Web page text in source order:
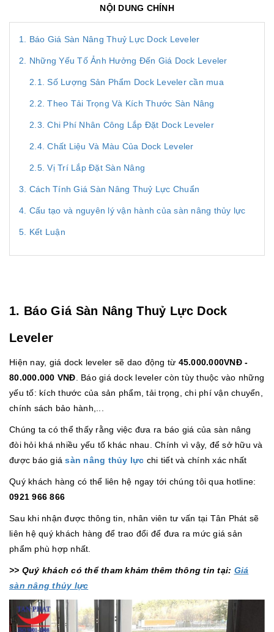
NỘI DUNG CHÍNH
1. Báo Giá Sàn Nâng Thuỷ Lực Dock Leveler
2. Những Yếu Tố Ảnh Hưởng Đến Giá Dock Leveler
2.1. Số Lượng Sản Phẩm Dock Leveler cần mua
2.2. Theo Tải Trọng Và Kích Thước Sàn Nâng
2.3. Chi Phí Nhân Công Lắp Đặt Dock Leveler
2.4. Chất Liệu Và Màu Của Dock Leveler
2.5. Vị Trí Lắp Đặt Sàn Nâng
3. Cách Tính Giá Sàn Nâng Thuỷ Lực Chuẩn
4. Cấu tạo và nguyên lý vận hành của sàn nâng thủy lực
5. Kết Luận
1. Báo Giá Sàn Nâng Thuỷ Lực Dock
Leveler
Hiện nay, giá dock leveler sẽ dao động từ 45.000.000VNĐ -
80.000.000 VNĐ . Báo giá dock leveler còn tùy thuộc vào những
yếu tố: kích thước của sản phẩm, tải trọng, chi phí vận chuyển,
chính sách bảo hành,...
Chúng ta có thể thấy rằng việc đưa ra báo giá của sàn nâng
đòi hỏi khá nhiều yếu tố khác nhau. Chính vì vậy, để sở hữu và
được báo giásàn nâng thủy lực chi tiết và chính xác nhất
Quý khách hàng có thể liên hệ ngay tới chúng tôi qua hotline:
0921 966 866
Sau khi nhận được thông tin, nhân viên tư vấn tại Tân Phát sẽ
liên hệ quý khách hàng để trao đổi để đưa ra mức giá sản
phẩm phù hợp nhất.
>> Quý khách có thể tham khảm thêm thông tin tại: Giá
sàn nâng thủy lực